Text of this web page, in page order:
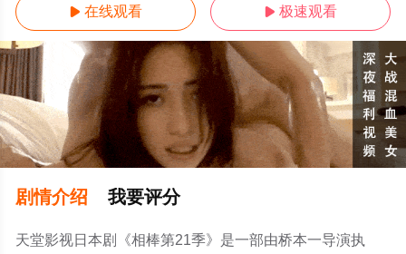
 在线观看  极速观看
剧情介绍 我要评分
天堂影视日本剧《相棒第21季》是一部由桥本一导演执